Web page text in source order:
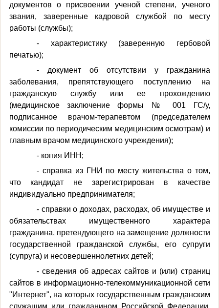
документов о присвоении ученой степени, ученого
звания, заверенные кадровой службой по месту
работы (службы);
- характеристику (заверенную гербовой
печатью);
- документ об отсутствии у гражданина
заболевания, препятствующего поступлению на
гражданскую службу или ее прохождению
(медицинское заключение формы № 001 ГС/у,
подписанное врачом-терапевтом (председателем
комиссии по периодическим медицинским осмотрам) и
главным врачом медицинского учреждения);
- копия ИНН;
- справка из ГНИ по месту жительства о том,
что кандидат не зарегистрирован в качестве
индивидуально предпринимателя;
- справки о доходах, расходах, об имуществе и
обязательствах имущественного характера
гражданина, претендующего на замещение должности
государственной гражданской службы, его супруги
(супруга) и несовершеннолетних детей;
- сведения об адресах сайтов и (или) страниц
сайтов в информационно-телекоммуникационной сети
"Интернет", на которых государственным гражданским